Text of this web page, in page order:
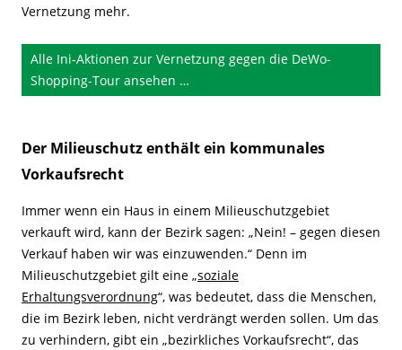
Vernetzung mehr.
Alle Ini-Aktionen zur Vernetzung gegen die DeWo-
Shopping-Tour ansehen …
Der Milieuschutz enthält ein kommunales
Vorkaufsrecht
Immer wenn ein Haus in einem Milieuschutzgebiet
verkauft wird, kann der Bezirk sagen: „Nein! – gegen diesen
Verkauf haben wir was einzuwenden.“ Denn im
Milieuschutzgebiet gilt eine „soziale
Erhaltungsverordnung“, was bedeutet, dass die Menschen,
die im Bezirk leben, nicht verdrängt werden sollen. Um das
zu verhindern, gibt ein „bezirkliches Vorkaufsrecht“, das